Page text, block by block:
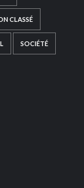
CLASSÉ
SOCIÉTÉ